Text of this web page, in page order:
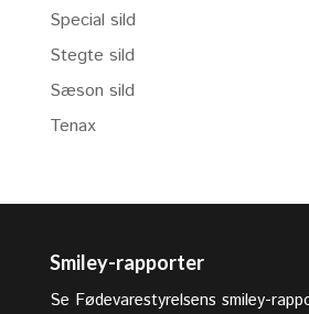
Special sild
Stegte sild
Sæson sild
Tenax
Smiley-rapporter
Se Fødevarestyrelsens smiley-